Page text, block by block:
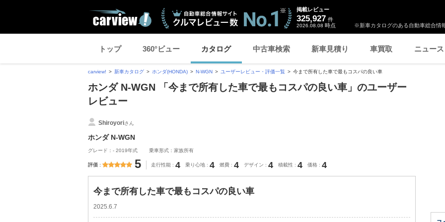
※新車カタログのある自動車総合情
掲載レビュー
325,927 件
2026.08.08 時点
トップ 360°ビュー カタログ 中古車検索 新車見積り 車買取 ニュース
carview! 新車カタログ ホンダ(HONDA) N-WGN ユーザーレビュー・評価一覧 今まで所有した車で最もコスパの良い車
ホンダ N-WGN 「今まで所有した車で最もコスパの良い車」のユーザー
レビュー
Shiroyoriさん
ホンダ N-WGN
グレード：- 2019年式 乗車形式：家族所有
評価 5 走行性能 4 乗り心地 4 燃費 4 デザイン 4 積載性 4 価格 4
今まで所有した車で最もコスパの良い車
2025.6.7